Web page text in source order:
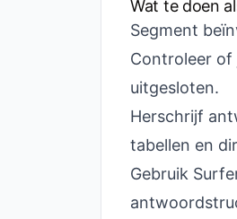
Wat te doen
Segment
Controleer
uitgesloten.
Herschrijf
tabellen en
Gebruik